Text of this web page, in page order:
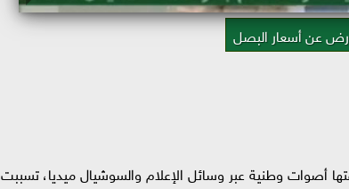
عن أسعار البصل
أصوات وطنية عبر وسائل الإعلام والسوشيال ميديا، تسببت